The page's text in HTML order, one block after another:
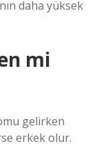
daha yüksek
mi
gelirken
erkek olur.